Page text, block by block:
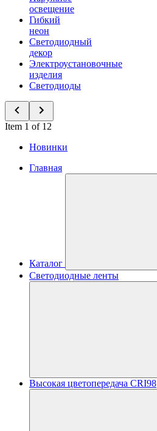
освещение
Гибкий
неон
Светодиодный
декор
Электроустановочные
изделия
Светодиоды
Item 1 of 12
Новинки
Главная
Каталог
Светодиодные ленты
Высокая цветопередача CRI98